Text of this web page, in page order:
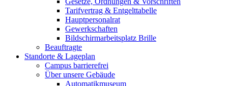
Tarifvertrag & Entgelttabelle
Hauptpersonalrat
Gewerkschaften
Bildschirmarbeitsplatz Brille
Beauftragte
Standorte & Lageplan
Campus barrierefrei
Über unsere Gebäude
Automatikmuseum